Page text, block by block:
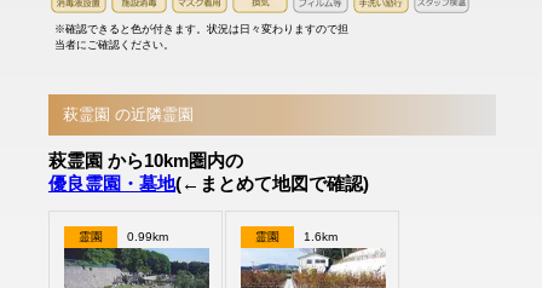
※確認できると色が付きます。状況は日々変わりますので担
当者にご確認ください。
萩霊園 の近隣霊園
萩霊園 から10km圏内の
優良霊園・墓地(←まとめて地図で確認)
霊園 0.99km 霊園 1.6km